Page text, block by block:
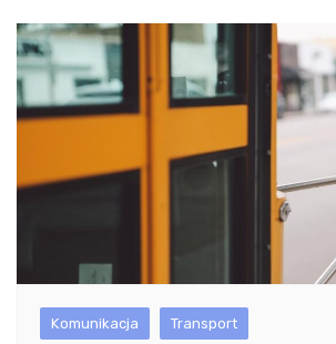
Komunikacja Transport